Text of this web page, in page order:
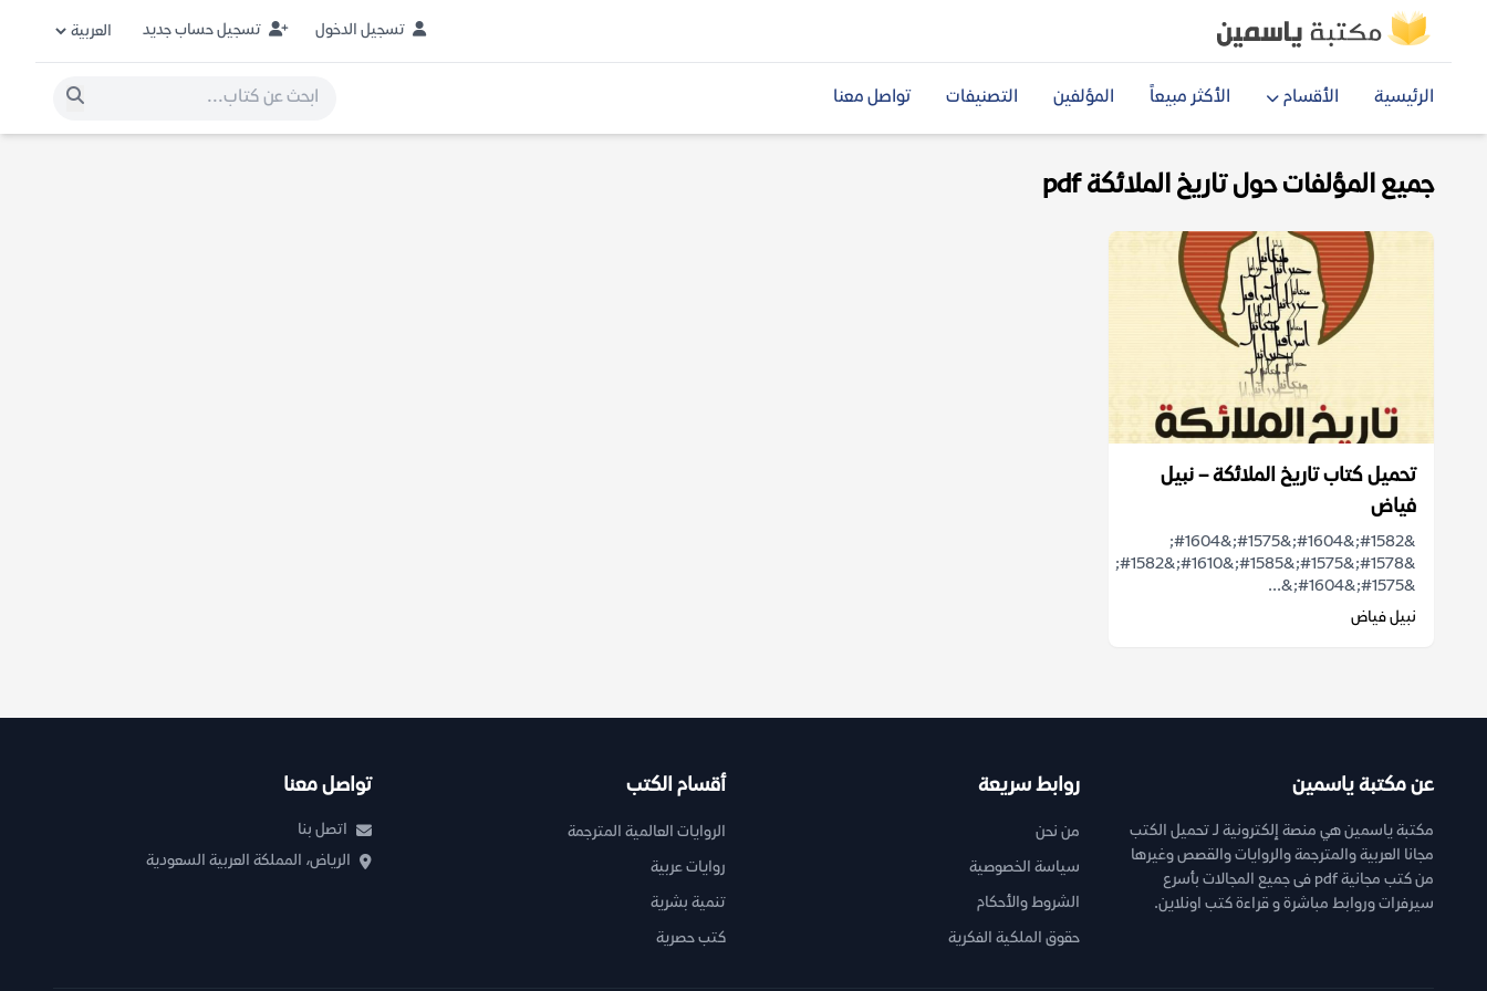
تسجيل الدخول تسجيل حساب جديد
الرئيسية الأقسام الأكثر مبيعاً المؤلفين التصنيفات تواصل معنا
جميع المؤلفات حول تاريخ الملائكة pdf
تحميل كتاب تاريخ الملائكة – نبيل
فياض
&#1582;&#1604;&#1575;&#1604;
&#1578;&#1575;&#1585;&#1610;&#1582;
&#1575;&#1604;&...
نبيل فياض
عن مكتبة ياسمين
مكتبة ياسمين هي منصة إلكترونية لـ تحميل الكتب
مجانا العربية والمترجمة والروايات والقصص وغيرها
من كتب مجانية pdf فى جميع المجالات بأسرع
سيرفرات وروابط مباشرة و قراءة كتب اونلاين.
روابط سريعة
من نحن
سياسة الخصوصية
الشروط والأحكام
حقوق الملكية الفكرية
أقسام الكتب
الروايات العالمية المترجمة
روايات عربية
تنمية بشرية
كتب حصرية
تواصل معنا
اتصل بنا
الرياض، المملكة العربية السعودية